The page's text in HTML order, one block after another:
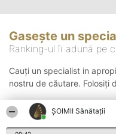
ŞOIMII Sănătații
Gasește un
Ranking-ul îi adună pe
Cauți un specialist in
nostru de căutare. Folosiți